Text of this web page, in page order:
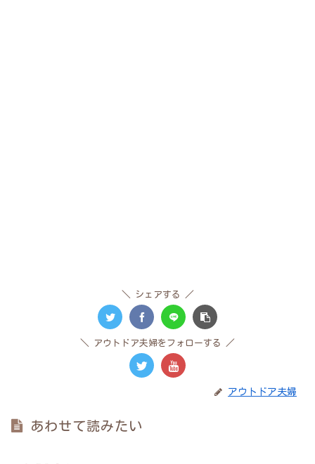
シェアする
アウトドア夫婦をフォローする
アウトドア夫婦
あわせて読みたい